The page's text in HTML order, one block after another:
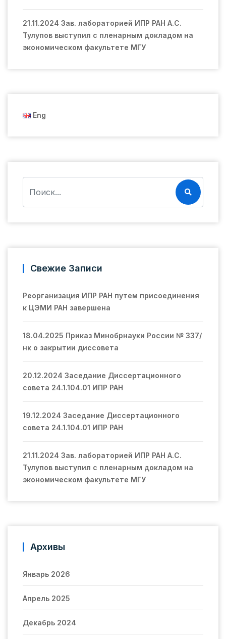
21.11.2024 Зав. лабораторией ИПР РАН А.С.
Тулупов выступил с пленарным докладом на
экономическом факультете МГУ
Eng
Свежие Записи
Реорганизация ИПР РАН путем присоединения
к ЦЭМИ РАН завершена
18.04.2025 Приказ Минобрнауки России № 337/
нк о закрытии диссовета
20.12.2024 Заседание Диссертационного
совета 24.1.104.01 ИПР РАН
19.12.2024 Заседание Диссертационного
совета 24.1.104.01 ИПР РАН
21.11.2024 Зав. лабораторией ИПР РАН А.С.
Тулупов выступил с пленарным докладом на
экономическом факультете МГУ
Архивы
Январь 2026
Апрель 2025
Декабрь 2024